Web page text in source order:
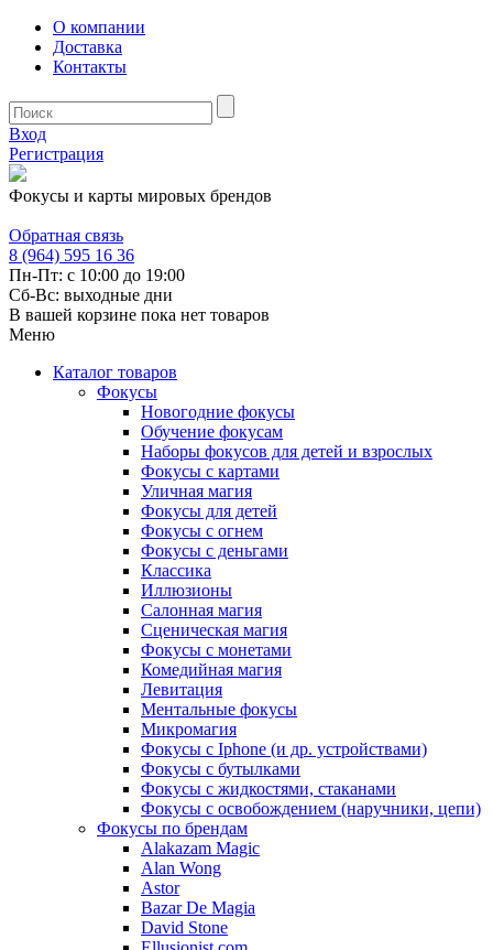
О компании
Доставка
Контакты
Вход
Регистрация
Фокусы и карты мировых брендов
Обратная связь
8 (964) 595 16 36
Пн-Пт: с 10:00 до 19:00
Сб-Вс: выходные дни
В вашей корзине пока нет товаров
Меню
Каталог товаров
Фокусы
Новогодние фокусы
Обучение фокусам
Наборы фокусов для детей и взрослых
Фокусы с картами
Уличная магия
Фокусы для детей
Фокусы с огнем
Фокусы с деньгами
Классика
Иллюзионы
Салонная магия
Сценическая магия
Фокусы с монетами
Комедийная магия
Левитация
Ментальные фокусы
Микромагия
Фокусы с Iphone (и др. устройствами)
Фокусы с бутылками
Фокусы с жидкостями, стаканами
Фокусы с освобождением (наручники, цепи)
Фокусы по брендам
Alakazam Magic
Alan Wong
Astor
Bazar De Magia
David Stone